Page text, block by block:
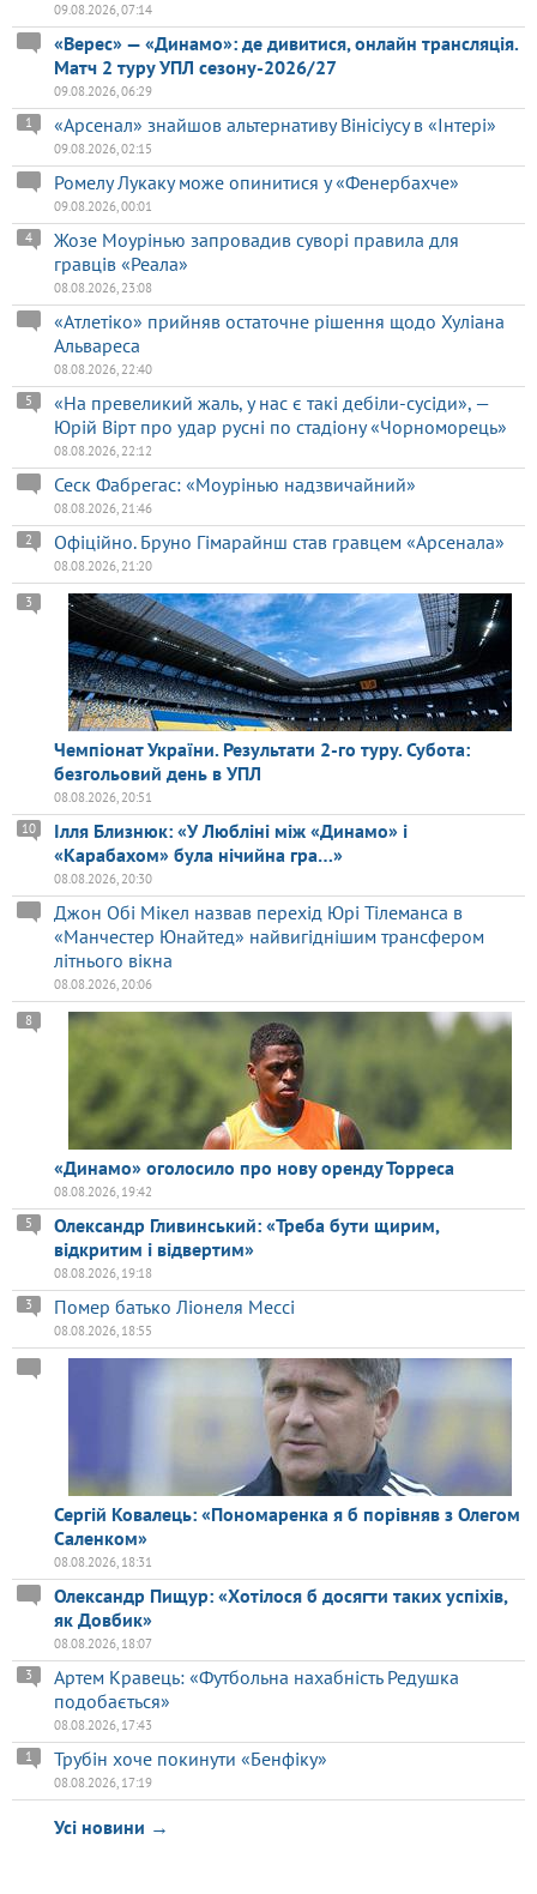
09.08.2026, 07:14
«Верес» — «Динамо»: де дивитися, онлайн трансляція.
Матч 2 туру УПЛ сезону-2026/27
09.08.2026, 06:29
«Арсенал» знайшов альтернативу Вінісіусу в «Інтері»
1
09.08.2026, 02:15
Ромелу Лукаку може опинитися у «Фенербахче»
09.08.2026, 00:01
Жозе Моурінью запровадив суворі правила для
гравців «Реала»
4
08.08.2026, 23:08
«Атлетіко» прийняв остаточне рішення щодо Хуліана
Альвареса
08.08.2026, 22:40
«На превеликий жаль, у нас є такі дебіли-сусіди», —
Юрій Вірт про удар русні по стадіону «Чорноморець»
5
08.08.2026, 22:12
Сеск Фабрегас: «Моурінью надзвичайний»
08.08.2026, 21:46
Офіційно. Бруно Гімарайнш став гравцем «Арсенала»
2
08.08.2026, 21:20
Чемпіонат України. Результати 2-го туру. Субота:
безгольовий день в УПЛ
3
08.08.2026, 20:51
Ілля Близнюк: «У Любліні між «Динамо» і
«Карабахом» була нічийна гра…»
10
08.08.2026, 20:30
Джон Обі Мікел назвав перехід Юрі Тілеманса в
«Манчестер Юнайтед» найвигіднішим трансфером
літнього вікна
08.08.2026, 20:06
«Динамо» оголосило про нову оренду Торреса
8
08.08.2026, 19:42
Олександр Гливинський: «Треба бути щирим,
відкритим і відвертим»
5
08.08.2026, 19:18
Помер батько Ліонеля Мессі
3
08.08.2026, 18:55
Сергій Ковалець: «Пономаренка я б порівняв з Олегом
Саленком»
08.08.2026, 18:31
Олександр Пищур: «Хотілося б досягти таких успіхів,
як Довбик»
08.08.2026, 18:07
Артем Кравець: «Футбольна нахабність Редушка
подобається»
3
08.08.2026, 17:43
Трубін хоче покинути «Бенфіку»
1
08.08.2026, 17:19
Усі новини →